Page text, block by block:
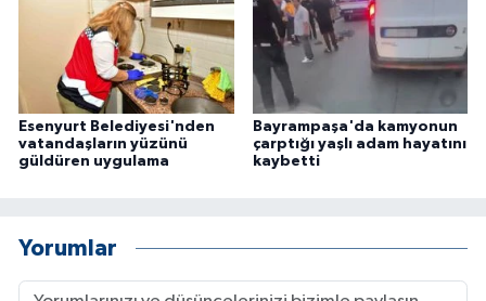
Esenyurt Belediyesi'nden
vatandaşların yüzünü
güldüren uygulama
Bayrampaşa'da kamyonun
çarptığı yaşlı adam hayatını
kaybetti
Yorumlar